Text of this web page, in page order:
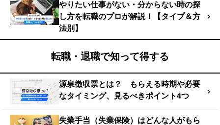
やりたい仕事がない・分からない時の探
し方を転職のプロが解説！【タイプ＆方
法別】
転職・退職で知って得する
源泉徴収票とは？ もらえる時期や必要
なタイミング、見るべきポイント4つ
失業手当（失業保険）はどんな人がもら